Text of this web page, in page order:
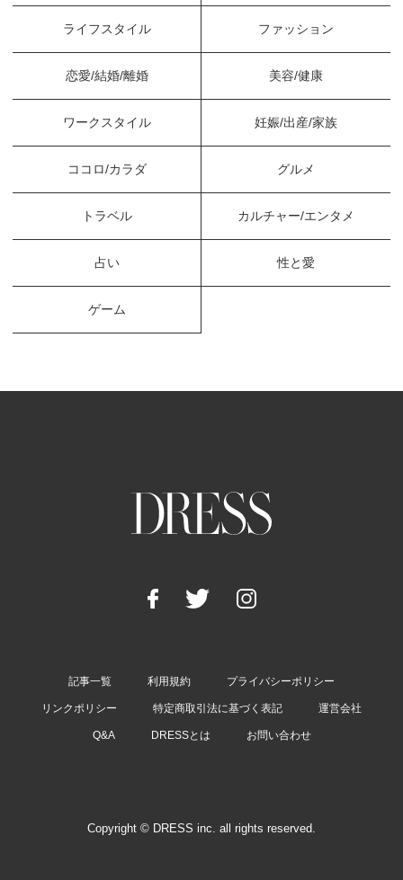
ライフスタイル ファッション
恋愛/結婚/離婚 美容/健康
ワークスタイル 妊娠/出産/家族
ココロ/カラダ グルメ
トラベル カルチャー/エンタメ
占い 性と愛
ゲーム
記事一覧 利用規約 プライバシーポリシー
リンクポリシー 特定商取引法に基づく表記 運営会社
Q&A DRESSとは お問い合わせ
Copyright © DRESS inc. all rights reserved.